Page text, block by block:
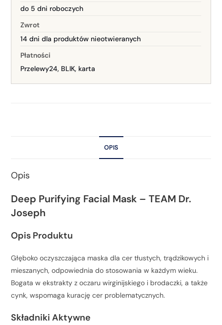
do 5 dni roboczych
Zwrot
14 dni dla produktów nieotwieranych
Płatności
Przelewy24, BLIK, karta
OPIS
Opis
Deep Purifying Facial Mask – TEAM Dr.
Joseph
Opis Produktu
Głęboko oczyszczająca maska dla cer tłustych, trądzikowych i
mieszanych, odpowiednia do stosowania w każdym wieku.
Bogata w ekstrakty z oczaru wirginijskiego i brodaczki, a także
cynk, wspomaga kurację cer problematycznych.
Składniki Aktywne